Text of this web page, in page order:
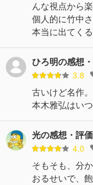
んな視点から楽
個人的に竹中さ
本当に出てく
ひろ明の感想
3.8
古いけど名作
本木雅弘はい
光の感想・評価
4.0
そもそも、分
おるせいで、